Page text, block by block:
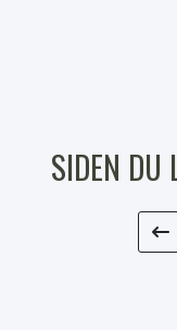
SIDEN DU